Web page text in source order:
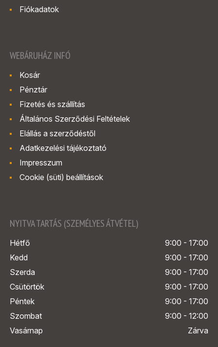
Fiókadatok
WEBÁRUHÁZ INFÓ
Kosár
Pénztár
Fizetés és szállítás
Általános Szerződési Feltételek
Elállás a szerződéstől
Adatkezelési tájékoztató
Impresszum
Cookie (süti) beállítások
NYITVA TARTÁS (SZEMÉLYES ÁTVÉTEL)
Hétfő
9:00 - 17:00
Kedd
9:00 - 17:00
Szerda
9:00 - 17:00
Csütörtök
9:00 - 17:00
Péntek
9:00 - 17:00
Szombat
9:00 - 12:00
Vasárnap
Zárva